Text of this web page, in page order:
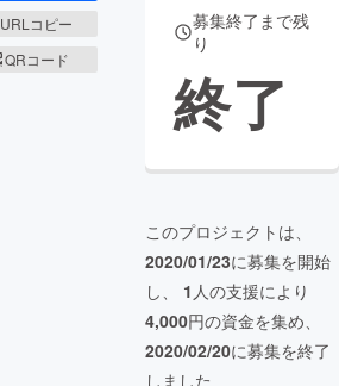
URLコピー
QRコード
募集終了まで残
り
終了
このプロジェクトは、
2020/01/23に募集を開始
し、 1 人の支援により
4,000円の資金を集め、
2020/02/20に募集を終了
しました